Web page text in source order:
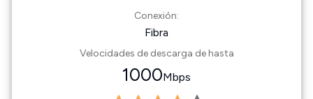
Conexión:
Fibra
Velocidades de descarga de hasta
1000Mbps